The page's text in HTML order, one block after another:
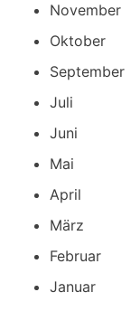
November
Oktober
September
Juli
Juni
Mai
April
März
Februar
Januar